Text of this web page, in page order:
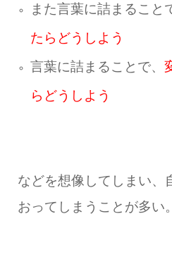
また言葉に詰まること
たらどうしよう
言葉に詰まることで、
らどうしよう
などを想像してしまい、
おってしまうことが多い。